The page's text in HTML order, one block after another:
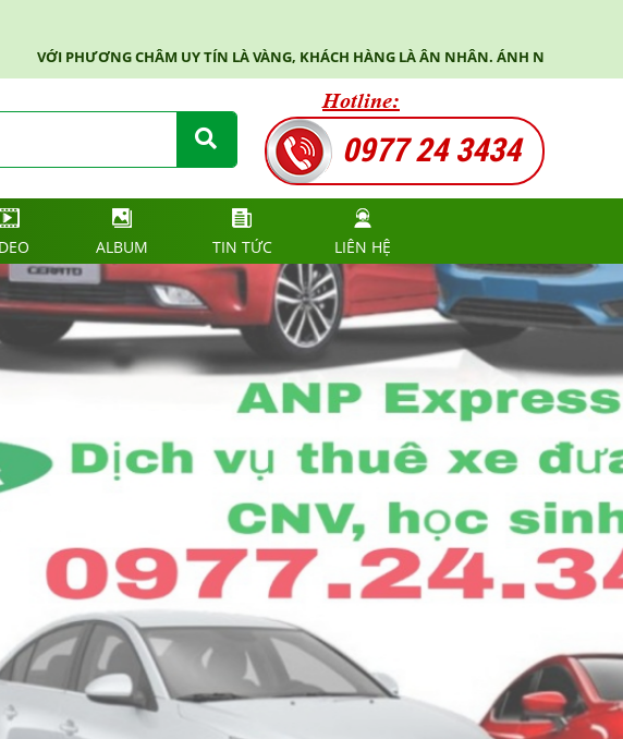
VỚI PHƯƠNG CHÂM UY TÍN LÀ VÀNG, KHÁCH HÀNG LÀ ÂN NHÂN. ÁNH NGỌC PHÁT
Hotline:
0977 24 3434
ALBUM TIN TỨC LIÊN HỆ